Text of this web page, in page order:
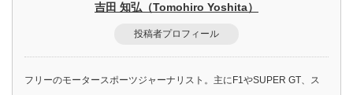
吉田 知弘（Tomohiro Yoshita）
投稿者プロフィール
フリーのモータースポーツジャーナリスト。主にF1やSUPER GT、ス